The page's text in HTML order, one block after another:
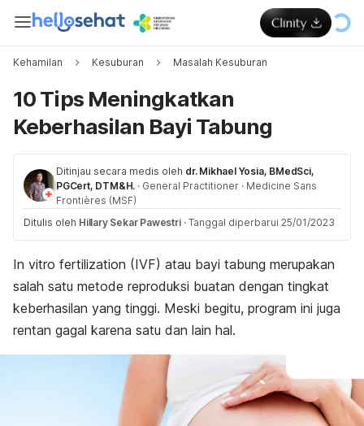
Kehamilan Kesuburan Masalah Kesuburan
10 Tips Meningkatkan
Keberhasilan Bayi Tabung
Ditinjau secara medis oleh dr. Mikhael Yosia, BMedSci,
PGCert, DTM&H. · General Practitioner · Medicine Sans
Frontières (MSF)
Ditulis oleh Hillary Sekar Pawestri · Tanggal diperbarui 25/01/2023
In vitro fertilization (IVF) atau bayi tabung merupakan
salah satu metode reproduksi buatan dengan tingkat
keberhasilan yang tinggi. Meski begitu, program ini juga
rentan gagal karena satu dan lain hal.